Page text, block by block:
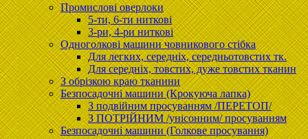
Промислові оверлоки
5-ти, 6-ти ниткові
3-ри, 4-ри ниткові
Одноголкові машини човникового стібка
Для легких, середніх, середньотовстих тк.
Для середніх, товстих, дуже товстих тканин
З обрізкою краю тканини
Безпосадочні машини (Крокуюча лапка)
З подвійним просуванням /ПЕРЕТОП/
З ПОТРІЙНИМ /унісонним/ просуванням
Безпосадочні машини (Голкове просування)